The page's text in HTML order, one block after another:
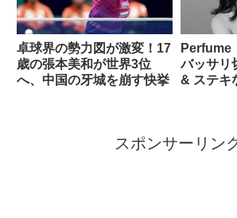
卓球界の勢力図が激変！17
歳の張本美和が世界3位
へ、中国の牙城を崩す快挙
Perfume
バッサリ
& ステキ
スポンサーリン